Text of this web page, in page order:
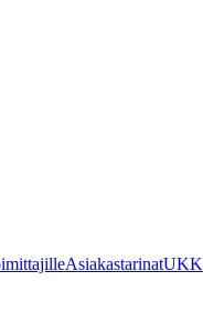
AsiakastarinatUKK